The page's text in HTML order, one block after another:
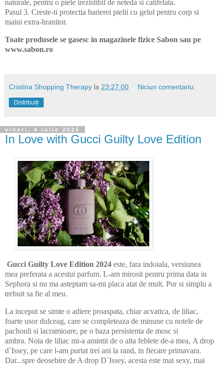
naturale, pentru o piele irezistibil de neteda si catifelata.
Pasul 3. Creste-ti protectia barierei pielii cu gelul pentru corp si
maini extra-hranitor.
Toate produsele se gasesc in magazinele fizice Sabon sau pe
www.sabon.ro
Cristina Shopping Therapy la 23:27:00 Niciun comentariu:
Distribuiți
vineri, 4 iulie 2025
In Love with Gucci Guilty Love Edition
Gucci Guilty Love Edition 2024 este, fara indoiala, versiunea
mea preferata a acestui parfum. L-am mirosit pentru prima data in
Sephora si nu ma asteptam sa-mi placa atat de mult. Pur si simplu a
trebuit sa fie al meu.
La inceput se simte o adiere proaspata, chiar acvatica, de liliac,
foarte usor dulceag, care se completeaza de minune cu notele de
pachouli si lacramioare, pe o baza persistenta de mosc si
ambra. Nota de liliac mi-a amintit de o alta feblete de-a mea, A drop
d`Issey, pe care l-am purtat trei ani la rand, in fiecare primavara.
Dar...spre deosebire de A drop D`Issey, acesta este mai sexy, mai